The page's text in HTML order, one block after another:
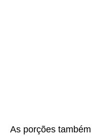
As porções